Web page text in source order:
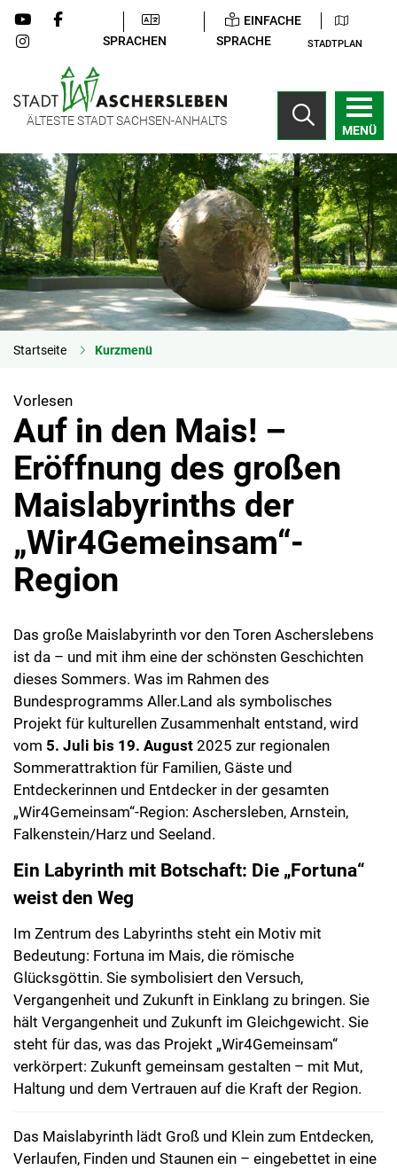
SPRACHEN
EINFACHE
SPRACHE
STADTPLAN
ÄLTESTE STADT SACHSEN-ANHALTS
MENÜ
Startseite Kurzmenü
Vorlesen
Auf in den Mais! –
Eröffnung des großen
Maislabyrinths der
„Wir4Gemeinsam“-
Region
Das große Maislabyrinth vor den Toren Ascherslebens
ist da – und mit ihm eine der schönsten Geschichten
dieses Sommers. Was im Rahmen des
Bundesprogramms Aller.Land als symbolisches
Projekt für kulturellen Zusammenhalt entstand, wird
vom 5. Juli bis 19. August 2025 zur regionalen
Sommerattraktion für Familien, Gäste und
Entdeckerinnen und Entdecker in der gesamten
„Wir4Gemeinsam“-Region: Aschersleben, Arnstein,
Falkenstein/Harz und Seeland.
Ein Labyrinth mit Botschaft: Die „Fortuna“
weist den Weg
Im Zentrum des Labyrinths steht ein Motiv mit
Bedeutung: Fortuna im Mais, die römische
Glücksgöttin. Sie symbolisiert den Versuch,
Vergangenheit und Zukunft in Einklang zu bringen. Sie
hält Vergangenheit und Zukunft im Gleichgewicht. Sie
steht für das, was das Projekt „Wir4Gemeinsam“
verkörpert: Zukunft gemeinsam gestalten – mit Mut,
Haltung und dem Vertrauen auf die Kraft der Region.
Das Maislabyrinth lädt Groß und Klein zum Entdecken,
Verlaufen, Finden und Staunen ein – eingebettet in eine